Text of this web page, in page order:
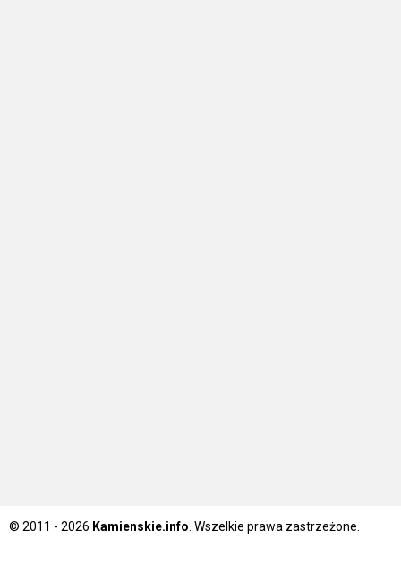
© 2011 - 2026 Kamienskie.info . Wszelkie prawa zastrzeżone.